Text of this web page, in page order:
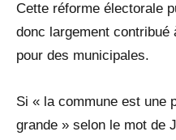
Cette réforme électorale
donc largement contribué
pour des municipales.
Si « la commune est une
grande » selon le mot de